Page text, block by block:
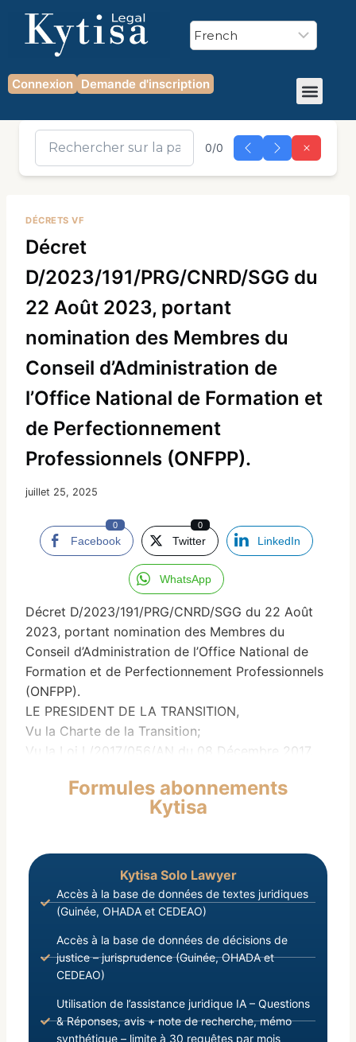
Connexion Demande d'inscription
0/0
DÉCRETS VF
Décret
D/2023/191/PRG/CNRD/SGG du
22 Août 2023, portant
nomination des Membres du
Conseil d’Administration de
l’Office National de Formation et
de Perfectionnement
Professionnels (ONFPP).
juillet 25, 2025
Facebook
0
Twitter
0
LinkedIn
WhatsApp
Décret D/2023/191/PRG/CNRD/SGG du 22 Août
2023, portant nomination des Membres du
Conseil d’Administration de l’Office National de
Formation et de Perfectionnement Professionnels
(ONFPP).
LE PRESIDENT DE LA TRANSITION,
Vu la Charte de la Transition;
Vu la Loi L/2017/056/AN du 08 Décembre 2017,
L/2016/075/AN du 30 Décembre 2016, portant
Gouvernance Financière des Sociétés et
Vu la Loi L/2018/025/AN du 03 Juillet 2018,
portant Organisation Générale de l’Administration
Publique ;
Formules abonnements
Kytisa
Kytisa Solo Lawyer
Accès à la base de données de textes juridiques
(Guinée, OHADA et CEDEAO)
Accès à la base de données de décisions de
justice – jurisprudence (Guinée, OHADA et
CEDEAO)
Utilisation de l’assistance juridique IA – Questions
& Réponses, avis + note de recherche, mémo
synthétique – limite à 30 requêtes par mois